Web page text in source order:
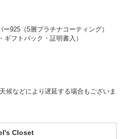
をもたらします】世界一輝く最高級ジ
自分はきっと自信に溢れて一層輝いて
いてるね♪」あなたの人生をさらに美
入れて下さい。
925（5層プラチナコーティング）
フトバック・証明書入）
候などにより遅延する場合もございま
Closet